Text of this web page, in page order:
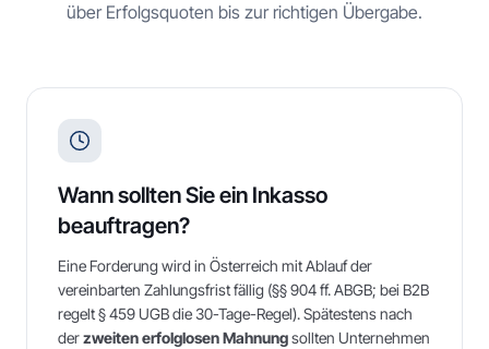
über Erfolgsquoten bis zur richtigen Übergabe.
Wann sollten Sie ein Inkasso
beauftragen?
Eine Forderung wird in Österreich mit Ablauf der
vereinbarten Zahlungsfrist fällig (§§ 904 ff. ABGB; bei B2B
regelt § 459 UGB die 30-Tage-Regel). Spätestens nach
derzweiten erfolglosen Mahnungsollten Unternehmen